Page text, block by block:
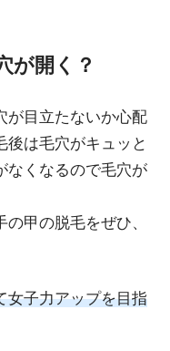
が開く？
が目立たないか心配
後は毛穴がキュッと
なくなるので毛穴が
甲の脱毛をぜひ、
女子力アップを目指